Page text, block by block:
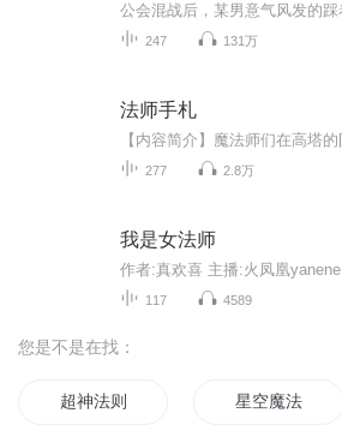
247 131万
法师手札
277 2.8万
我是女法师
作者:真欢喜 主播:火凤凰yanene
117 4589
您是不是在找：
超神法则 星空魔法